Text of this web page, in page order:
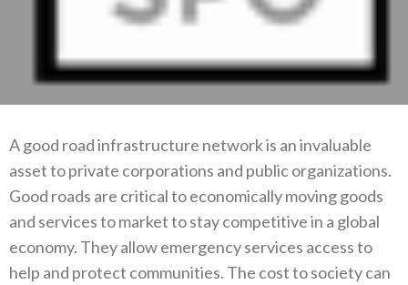
A good road infrastructure network is an invaluable
asset to private corporations and public organizations.
Good roads are critical to economically moving goods
and services to market to stay competitive in a global
economy. They allow emergency services access to
help and protect communities. The cost to society can